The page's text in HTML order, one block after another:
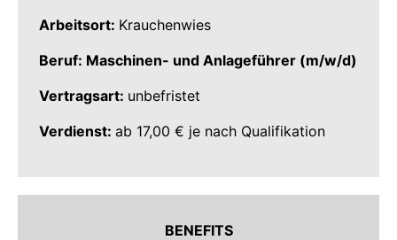
Arbeitsort: Krauchenwies
Beruf: Maschinen- und Anlageführer (m/w/d)
Vertragsart: unbefristet
Verdienst: ab 17,00 € je nach Qualifikation
BENEFITS